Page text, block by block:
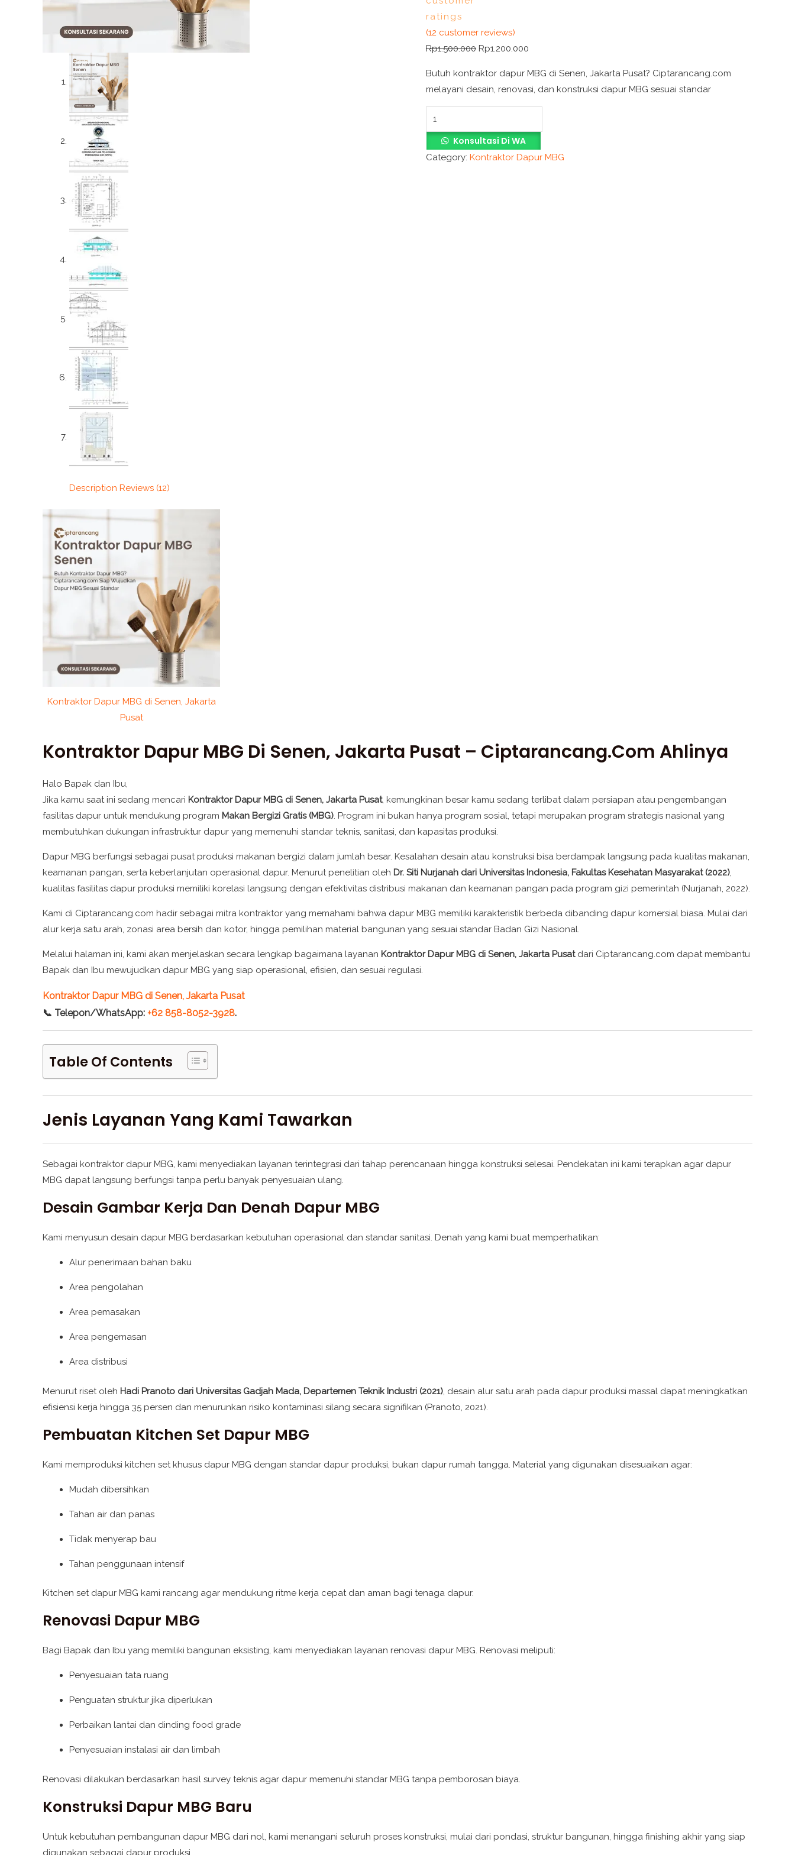
ratings
(12 customer reviews)
Rp1.500.000 Rp1.200.000
Butuh kontraktor dapur MBG di Senen, Jakarta Pusat? Ciptarancang.com
melayani desain, renovasi, dan konstruksi dapur MBG sesuai standar
Konsultasi Di WA
Category: Kontraktor Dapur MBG
Description Reviews (12)
Kontraktor Dapur MBG di Senen, Jakarta
Pusat
Kontraktor Dapur MBG Di Senen, Jakarta Pusat – Ciptarancang.com Ahlinya
Halo Bapak dan Ibu,
Jika kamu saat ini sedang mencari Kontraktor Dapur MBG di Senen, Jakarta Pusat, kemungkinan besar kamu sedang terlibat dalam persiapan atau pengembangan
fasilitas dapur untuk mendukung program Makan Bergizi Gratis (MBG). Program ini bukan hanya program sosial, tetapi merupakan program strategis nasional yang
membutuhkan dukungan infrastruktur dapur yang memenuhi standar teknis, sanitasi, dan kapasitas produksi.
Dapur MBG berfungsi sebagai pusat produksi makanan bergizi dalam jumlah besar. Kesalahan desain atau konstruksi bisa berdampak langsung pada kualitas makanan,
keamanan pangan, serta keberlanjutan operasional dapur. Menurut penelitian oleh Dr. Siti Nurjanah dari Universitas Indonesia, Fakultas Kesehatan Masyarakat (2022),
kualitas fasilitas dapur produksi memiliki korelasi langsung dengan efektivitas distribusi makanan dan keamanan pangan pada program gizi pemerintah (Nurjanah, 2022).
Kami di Ciptarancang.com hadir sebagai mitra kontraktor yang memahami bahwa dapur MBG memiliki karakteristik berbeda dibanding dapur komersial biasa. Mulai dari
alur kerja satu arah, zonasi area bersih dan kotor, hingga pemilihan material bangunan yang sesuai standar Badan Gizi Nasional.
Melalui halaman ini, kami akan menjelaskan secara lengkap bagaimana layanan Kontraktor Dapur MBG di Senen, Jakarta Pusatdari Ciptarancang.com dapat membantu
Bapak dan Ibu mewujudkan dapur MBG yang siap operasional, efisien, dan sesuai regulasi.
Kontraktor Dapur MBG di Senen, Jakarta Pusat
📞 Telepon/WhatsApp: +62 858-8052-3928.
Table Of Contents
Jenis Layanan Yang Kami Tawarkan
Sebagai kontraktor dapur MBG, kami menyediakan layanan terintegrasi dari tahap perencanaan hingga konstruksi selesai. Pendekatan ini kami terapkan agar dapur
MBG dapat langsung berfungsi tanpa perlu banyak penyesuaian ulang.
Desain Gambar Kerja Dan Denah Dapur MBG
Kami menyusun desain dapur MBG berdasarkan kebutuhan operasional dan standar sanitasi. Denah yang kami buat memperhatikan:
Alur penerimaan bahan baku
Area pengolahan
Area pemasakan
Area pengemasan
Area distribusi
Menurut riset oleh Hadi Pranoto dari Universitas Gadjah Mada, Departemen Teknik Industri (2021), desain alur satu arah pada dapur produksi massal dapat meningkatkan
efisiensi kerja hingga 35 persen dan menurunkan risiko kontaminasi silang secara signifikan (Pranoto, 2021).
Pembuatan Kitchen Set Dapur MBG
Kami memproduksi kitchen set khusus dapur MBG dengan standar dapur produksi, bukan dapur rumah tangga. Material yang digunakan disesuaikan agar:
Mudah dibersihkan
Tahan air dan panas
Tidak menyerap bau
Tahan penggunaan intensif
Kitchen set dapur MBG kami rancang agar mendukung ritme kerja cepat dan aman bagi tenaga dapur.
Renovasi Dapur MBG
Bagi Bapak dan Ibu yang memiliki bangunan eksisting, kami menyediakan layanan renovasi dapur MBG. Renovasi meliputi:
Penyesuaian tata ruang
Penguatan struktur jika diperlukan
Perbaikan lantai dan dinding food grade
Penyesuaian instalasi air dan limbah
Renovasi dilakukan berdasarkan hasil survey teknis agar dapur memenuhi standar MBG tanpa pemborosan biaya.
Konstruksi Dapur MBG Baru
Untuk kebutuhan pembangunan dapur MBG dari nol, kami menangani seluruh proses konstruksi, mulai dari pondasi, struktur bangunan, hingga finishing akhir yang siap
digunakan sebagai dapur produksi.